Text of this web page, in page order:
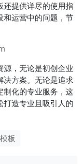
还提供详尽的使用指
和运营中的问题，节
源，无论是初创企业
决方案。无论是追求
制化的专业服务，这
打造专业且吸引人的
板